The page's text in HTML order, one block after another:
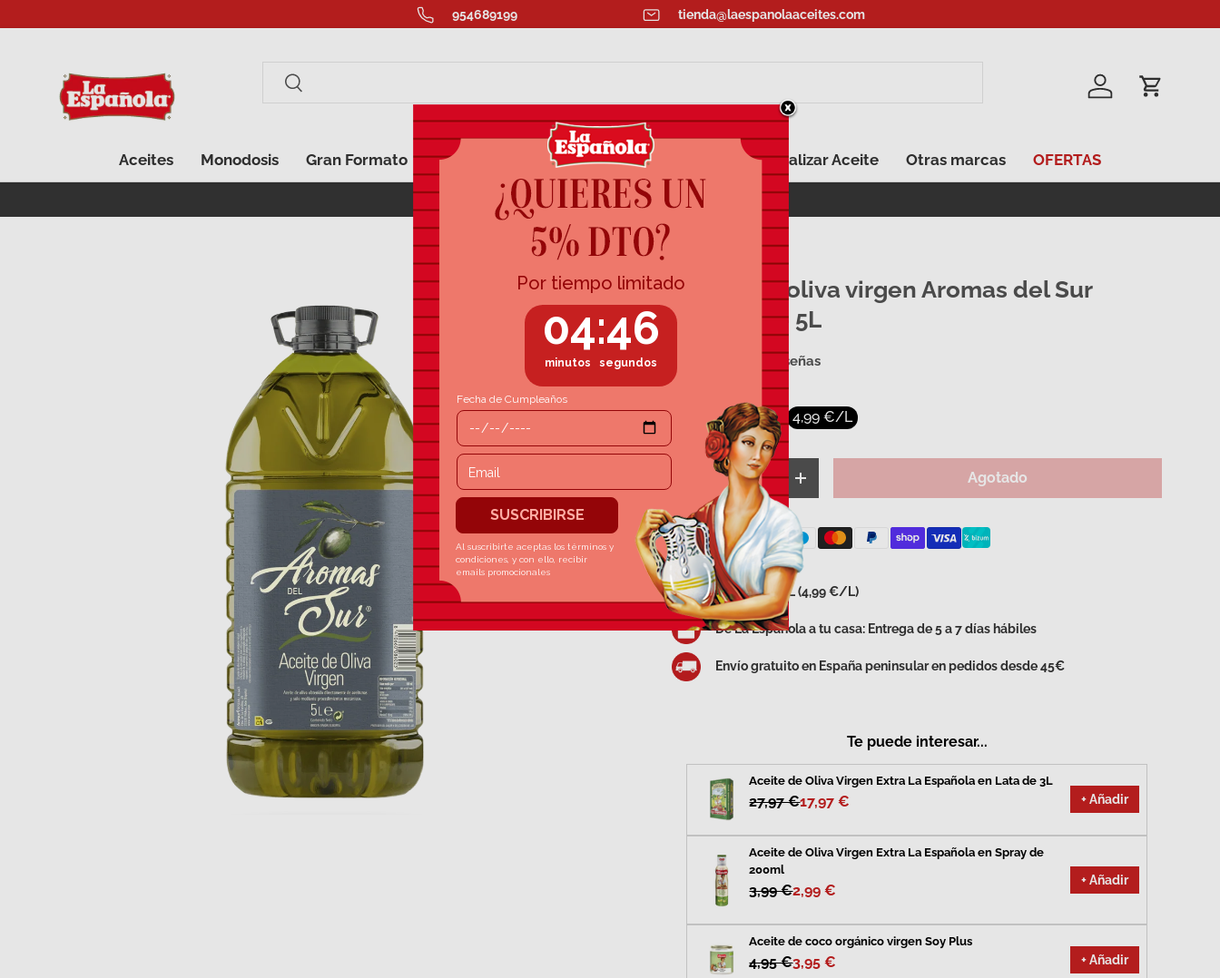
Ir al contenido
954689199 tienda@laespanolaaceites.com
Buscar
Buscar
Iniciar sesión
Carrito
Aceites Monodosis Gran Formato Aromatizados Aceite para Regalar Personalizar Aceite Otras marcas OFERTAS
ECOAHORRO: Lata Aceite Oliva Virgen 5L
Aceite de oliva virgen Aromas del Sur
garrafa de 5L
8 reseñas
24,95 € 4,99 €/L
Disminuir cantidadAumentar la cantidad Agotado
Garrafa de 5L (4,99 €/L)
De La Española a tu casa: Entrega de 5 a 7 días hábiles
Envío gratuito en España peninsular en pedidos desde 45€
Te puede interesar...
Aceite de Oliva Virgen Extra La Española en Lata de 3L
27,97 €17,97 € + Añadir
Aceite de Oliva Virgen Extra La Española en Spray de
200ml
3,99 €2,99 €
+ Añadir
Aceite de coco orgánico virgen Soy Plus
4,95 €3,95 € + Añadir